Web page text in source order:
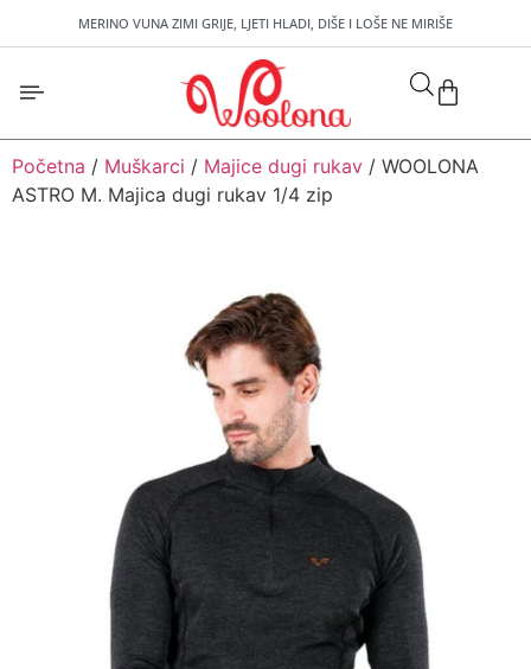
MERINO VUNA ZIMI GRIJE, LJETI HLADI, DIŠE I LOŠE NE MIRIŠE
Početna / Muškarci / Majice dugi rukav / WOOLONA
ASTRO M. Majica dugi rukav 1/4 zip